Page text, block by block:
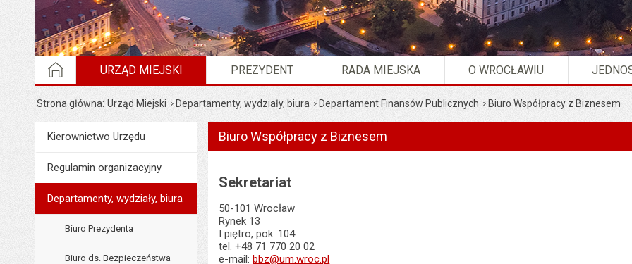
STRONA GŁÓWNA
URZĄD MIEJSKI PREZYDENT RADA MIEJSKA O WROCŁAWIU
Strona główna Urząd Miejski Departamenty, wydziały, biura Departament Finansów Publicznych Biuro Współpracy z Biznesem
MenuUrząd Miejski
Kierownictwo Urzędu
Regulamin organizacyjny
Departamenty, wydziały, biura
Biuro Prezydenta
Biuro ds. Bezpieczeństwa
Biuro Współpracy z Biznesem
Sekretariat
50-101 Wrocław
Rynek 13
I piętro, pok. 104
tel. +48 71 770 20 02
e-mail: bbz@um.wroc.pl